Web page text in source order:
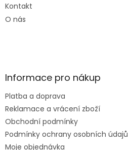
Kontakt
O nás
Informace pro nákup
Platba a doprava
Reklamace a vrácení zboží
Obchodní podmínky
Podmínky ochrany osobních údajů
Moje objednávka